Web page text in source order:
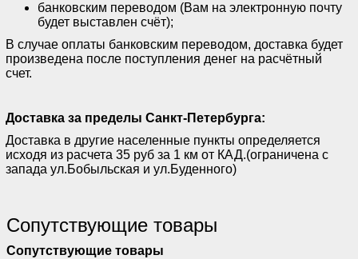
банковским переводом (Вам на электронную почту
будет выставлен счёт);
В случае оплаты банковским переводом, доставка будет
произведена после поступления денег на расчётный
счет.
Доставка за пределы Санкт-Петербурга:
Доставка в другие населенные пункты определяется
исходя из расчета 35 руб за 1 км от КАД.(ограничена с
запада ул.Бобыльская и ул.Буденного)
Сопутствующие товары
Сопутствующие товары